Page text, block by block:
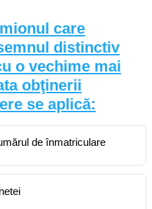
care
distinctiv
o vechime mai
obţinerii
se aplică:
de înmatriculare